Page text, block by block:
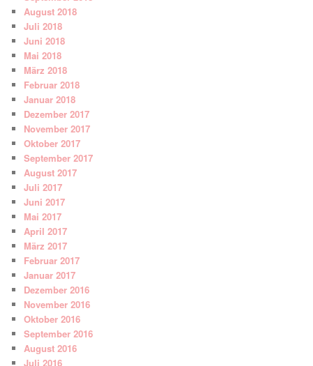
August 2018
Juli 2018
Juni 2018
Mai 2018
März 2018
Februar 2018
Januar 2018
Dezember 2017
November 2017
Oktober 2017
September 2017
August 2017
Juli 2017
Juni 2017
Mai 2017
April 2017
März 2017
Februar 2017
Januar 2017
Dezember 2016
November 2016
Oktober 2016
September 2016
August 2016
Juli 2016